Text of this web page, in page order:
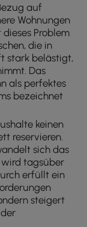
auf
Wohnungen
Problem
die in
stark belästigt,
Das
als perfektes
bezeichnet
keinen
reservieren.
sich das
wird tagsüber
erfüllt ein
steigert